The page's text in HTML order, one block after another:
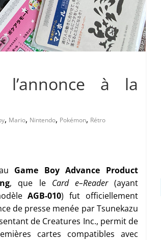
l’annonce à la
, Mario, Nintendo, Pokémon, Rétro
Game Boy Advance Product
, que le Card e–Reader(ayant
AGB-010) fut officiellement
de presse menée par Tsunekazu
de Creatures Inc., permit de
cartes compatibles avec